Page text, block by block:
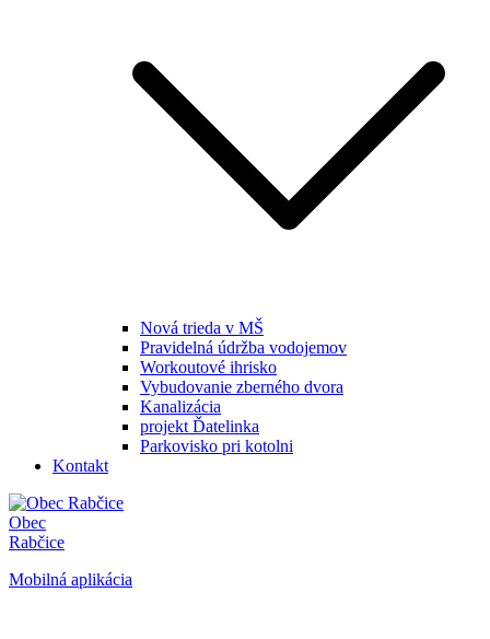
Nová trieda v MŠ
Pravidelná údržba vodojemov
Workoutové ihrisko
Vybudovanie zberného dvora
Kanalizácia
projekt Ďatelinka
Parkovisko pri kotolni
Kontakt
Obec
Rabčice
Mobilná aplikácia